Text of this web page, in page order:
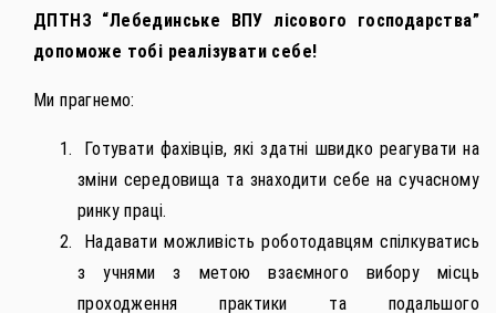
ДПТНЗ “Лебединське ВПУ лісового господарства”
допоможе тобі реалізувати себе!
Ми прагнемо:
Готувати фахівців, які здатні швидко реагувати на
зміни середовища та знаходити себе на сучасному
ринку праці.
Надавати можливість роботодавцям спілкуватись
з учнями з метою взаємного вибору місць
проходження практики та подальшого